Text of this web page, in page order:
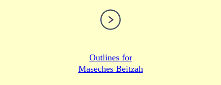
Outlines for
Maseches Beitzah